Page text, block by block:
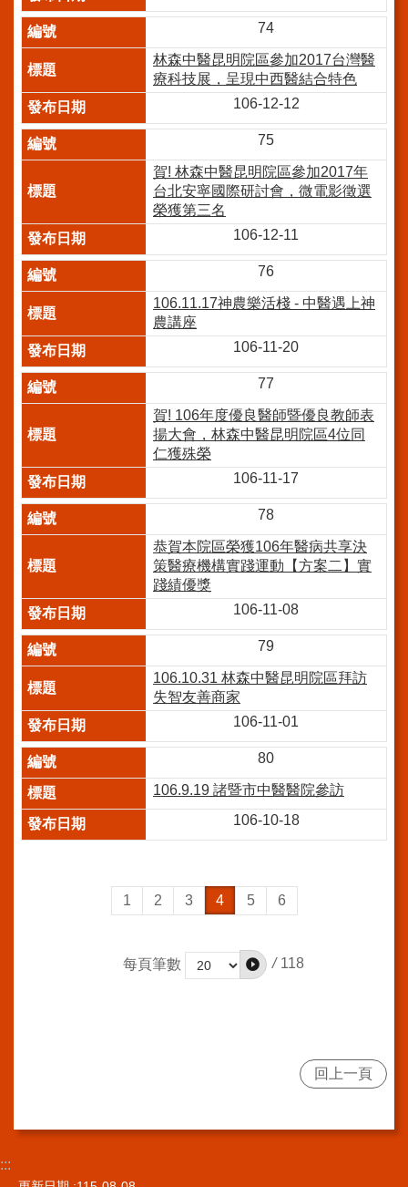
網
站
覽
回
首
頁
台
通-
健
康
服
陳
情
系
統
雙
月
刊
English
雙
詞
彙
員
工
宣
導
使
ODF
及
74
林森中醫昆明院區參加2017台灣醫
療科技展，呈現中西醫結合特色
106-12-12
75
賀! 林森中醫昆明院區參加2017年
台北安寧國際研討會，微電影徵選
榮獲第三名
106-12-11
76
106.11.17神農樂活棧 - 中醫遇上神
農講座
106-11-20
77
賀! 106年度優良醫師暨優良教師表
揚大會，林森中醫昆明院區4位同
仁獲殊榮
106-11-17
78
恭賀本院區榮獲106年醫病共享決
策醫療機構實踐運動【方案二】實
踐績優獎
106-11-08
79
106.10.31 林森中醫昆明院區拜訪
失智友善商家
106-11-01
80
106.9.19 諸暨市中醫醫院參訪
106-10-18
1 2 3 4 5 6
每頁筆數 / 118
回上一頁
:::